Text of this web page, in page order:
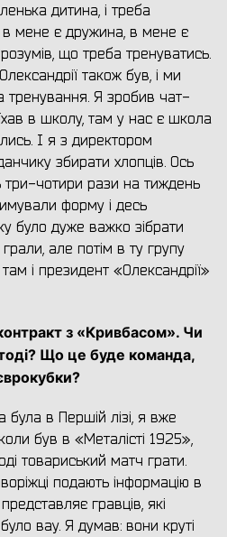
дитина, і треба
в мене є дружина, в мене є
розумів, що треба тренуватись.
також був, і ми
тренування. Я зробив чат-
в школу, там у нас є школа
І я з директором
збирати хлопців. Ось
три-чотири рази на тиждень
форму і десь
було дуже важко зібрати
але потім в ту групу
і президент «Олександрії»
з «Кривбасом». Чи
Що це буде команда,
в Першій лізі, я вже
був в «Металісті 1925»,
товариський матч грати.
подають інформацію в
гравців, які
вау. Я думав: вони круті